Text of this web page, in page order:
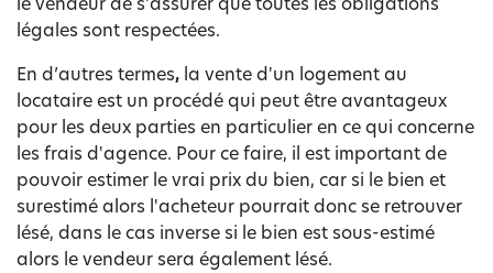
légales sont respectées.
En d’autres termes, la vente d'un logement au
locataire est un procédé qui peut être avantageux
pour les deux parties en particulier en ce qui concerne
les frais d'agence. Pour ce faire, il est important de
pouvoir estimer le vrai prix du bien, car si le bien et
surestimé alors l'acheteur pourrait donc se retrouver
lésé, dans le cas inverse si le bien est sous-estimé
alors le vendeur sera également lésé.